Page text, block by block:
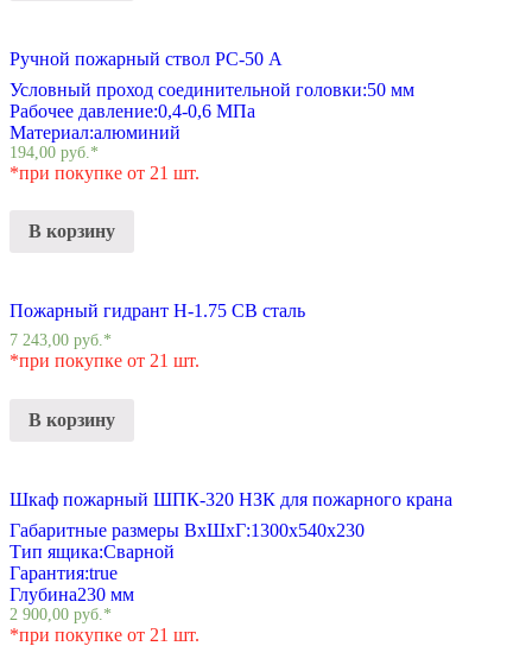
Ручной пожарный ствол РС-50 А
Условный проход соединительной головки:50 мм
Рабочее давление:0,4-0,6 МПа
Материал:алюминий
194,00 руб. *
*при покупке от 21 шт.
В корзину
Пожарный гидрант Н-1.75 СВ сталь
7 243,00 руб.*
*при покупке от 21 шт.
В корзину
Шкаф пожарный ШПК-320 НЗК для пожарного крана
Габаритные размеры ВхШхГ:1300х540х230
Тип ящика:Сварной
Гарантия:true
Глубина230 мм
2 900,00 руб. *
*при покупке от 21 шт.